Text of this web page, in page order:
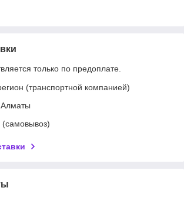
только по предоплате.
(транспортной компанией)
Алматы